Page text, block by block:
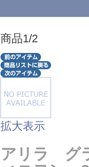
商品1/2
拡大表示
アリラ グ